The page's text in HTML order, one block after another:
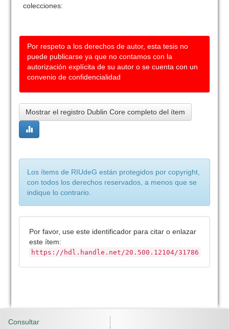
colecciones:
Por respeto a los derechos de autor, esta tesis no
puede publicarse ya que no contamos con la
autorización explícita de su autor o se cuenta con un
convenio de confidencialidad
Mostrar el registro Dublin Core completo del ítem
Los ítems de RIUdeG están protegidos por copyright,
con todos los derechos reservados, a menos que se
indique lo contrario.
Por favor, use este identificador para citar o enlazar
este ítem:
https://hdl.handle.net/20.500.12104/31786
Consultar